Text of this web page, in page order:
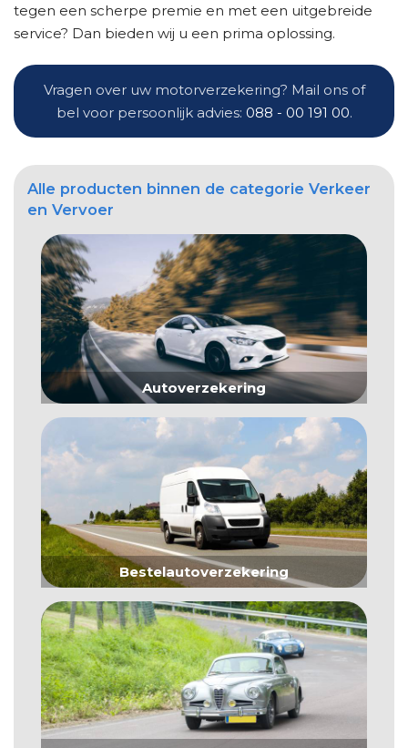
tegen een scherpe premie en met een uitgebreide
service? Dan bieden wij u een prima oplossing.
Vragen over uw motorverzekering? Mail ons of
bel voor persoonlijk advies: 088 - 00 191 00.
Alle producten binnen de categorie Verkeer
en Vervoer
Autoverzekering
Bestelautoverzekering